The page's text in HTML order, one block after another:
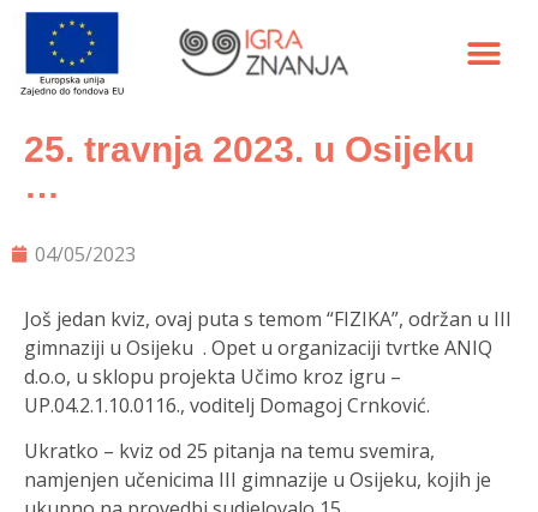
25. travnja 2023. u Osijeku
…
04/05/2023
Još jedan kviz, ovaj puta s temom “FIZIKA”, održan u III
gimnaziji u Osijeku . Opet u organizaciji tvrtke ANIQ
d.o.o, u sklopu projekta Učimo kroz igru –
UP.04.2.1.10.0116., voditelj Domagoj Crnković.
Ukratko – kviz od 25 pitanja na temu svemira,
namjenjen učenicima III gimnazije u Osijeku, kojih je